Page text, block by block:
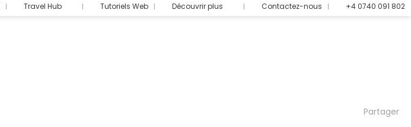
Travel Hub Tutoriels Web Découvrir plus Contactez-nous +4 0740 091 802
Partager